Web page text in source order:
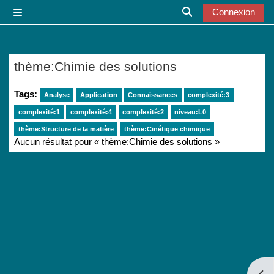
Activer/désactiver
Connexion
thème:Chimie des solutions
Tags: Analyse Application Connaissances complexité:3
complexité:1 complexité:4 complexité:2 niveau:L0
thème:Structure de la matière thème:Cinétique chimique
Aucun résultat pour « thème:Chimie des solutions »